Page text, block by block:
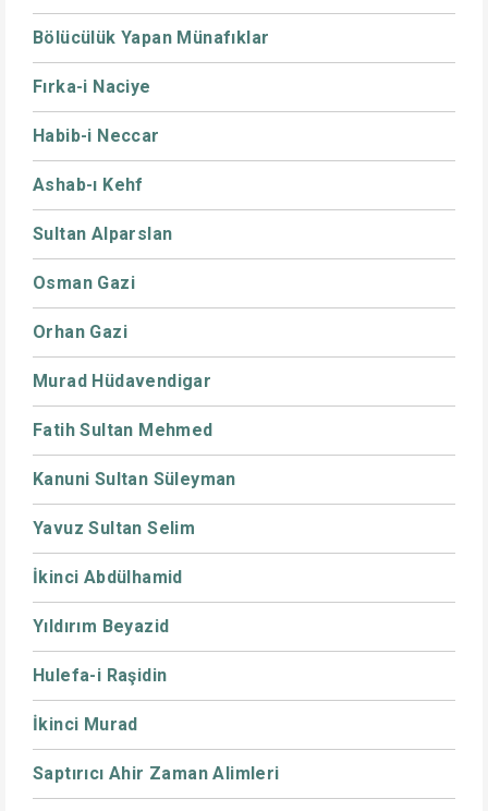
Bölücülük Yapan Münafıklar
Fırka-i Naciye
Habib-i Neccar
Ashab-ı Kehf
Sultan Alparslan
Osman Gazi
Orhan Gazi
Murad Hüdavendigar
Fatih Sultan Mehmed
Kanuni Sultan Süleyman
Yavuz Sultan Selim
İkinci Abdülhamid
Yıldırım Beyazid
Hulefa-i Raşidin
İkinci Murad
Saptırıcı Ahir Zaman Alimleri